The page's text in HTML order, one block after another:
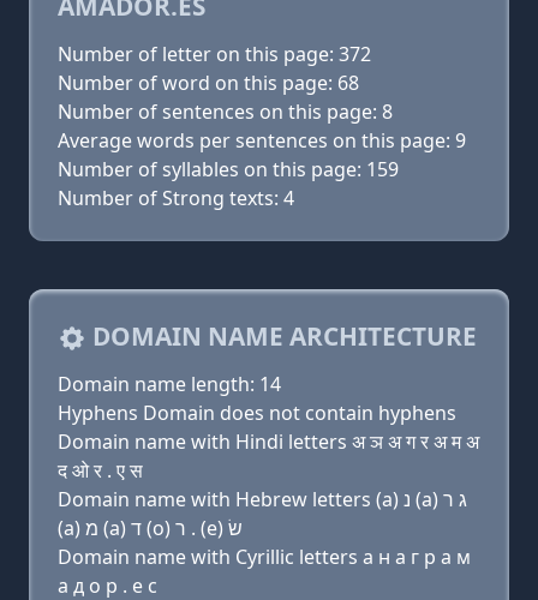
Number of letter on this page: 372
Number of word on this page: 68
Number of sentences on this page: 8
Average words per sentences on this page: 9
Number of syllables on this page: 159
Number of Strong texts: 4
DOMAIN NAME ARCHITECTURE
Domain name length: 14
Hyphens Domain does not contain hyphens
Domain name with Hindi letters अ ञ अ ग र अ म अ
द ओ र . ए स
Domain name with Hebrew letters (a) נ (a) ג ר
(a) מ (a) ד (ο) ר . (e) שׂ
Domain name with Cyrillic letters a н a г р a м
a д о р . e с